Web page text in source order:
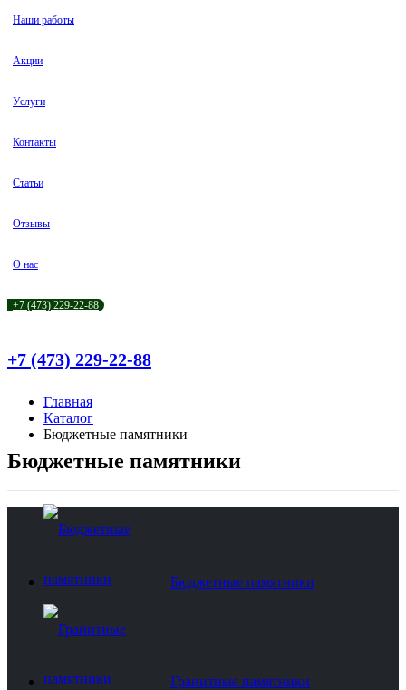
Наши работы
Акции
Услуги
Контакты
Статьи
Отзывы
О нас
+7 (473) 229-22-88
+7 (473) 229-22-88
Главная
Каталог
Бюджетные памятники
Бюджетные памятники
Бюджетные памятники
Гранитные памятники